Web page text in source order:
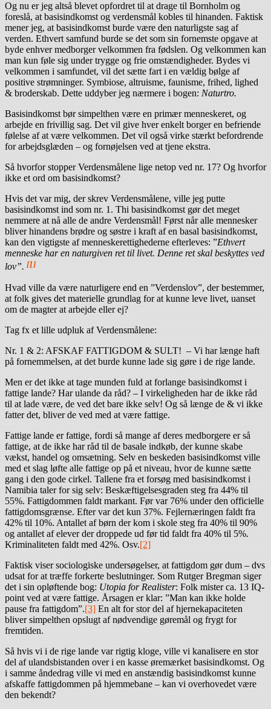
Og nu er jeg altså blevet opfordret til at drage til Bornholm og
foreslå, at basisindkomst og verdensmål kobles til hinanden. Faktisk
mener jeg, at basisindkomst burde være den naturligste sag af
verden. Ethvert samfund burde se det som sin fornemste opgave at
byde enhver medborger velkommen fra fødslen. Og velkommen kan
man kun føle sig under trygge og frie omstændigheder. Bydes vi
velkommen i samfundet, vil det sætte fart i en vældig bølge af
positive strømninger. Symbiose, altruisme, faunisme, frihed, lighed
& broderskab. Dette uddyber jeg nærmere i bogen: Naturtro.
Basisindkomst bør simpelthen være en primær menneskeret, og
arbejde en frivillig sag. Det vil give hver enkelt borger en befriende
følelse af at være velkommen. Det vil også virke stærkt befordrende
for arbejdsglæden – og fornøjelsen ved at tjene ekstra.
Så hvorfor stopper Verdensmålene lige netop ved nr. 17? Og hvorfor
ikke et ord om basisindkomst?
Hvis det var mig, der skrev Verdensmålene, ville jeg putte
basisindkomst ind som nr. 1. Thi basisindkomst gør det meget
nemmere at nå alle de andre Verdensmål! Først når alle mennesker
bliver hinandens brødre og søstre i kraft af en basal basisindkomst,
kan den vigtigste af menneskerettighederne efterleves: ”Ethvert
menneske har en naturgiven ret til livet. Denne ret skal beskyttes ved
lov”. [1]
Hvad ville da være naturligere end en ”Verdenslov”, der bestemmer,
at folk gives det materielle grundlag for at kunne leve livet, uanset
om de magter at arbejde eller ej?
Tag fx et lille udpluk af Verdensmålene:
Nr. 1 & 2: AFSKAF FATTIGDOM & SULT! – Vi har længe haft
på fornemmelsen, at det burde kunne lade sig gøre i de rige lande.
Men er det ikke at tage munden fuld at forlange basisindkomst i
fattige lande? Har ulande da råd? – I virkeligheden har de ikke råd
til at lade være, de ved det bare ikke selv! Og så længe de & vi ikke
fatter det, bliver de ved med at være fattige.
Fattige lande er fattige, fordi så mange af deres medborgere er så
fattige, at de ikke har råd til de basale indkøb, der kunne skabe
vækst, handel og omsætning. Selv en beskeden basisindkomst ville
med et slag løfte alle fattige op på et niveau, hvor de kunne sætte
gang i den gode cirkel. Tallene fra et forsøg med basisindkomst i
Namibia taler for sig selv: Beskæftigelsesgraden steg fra 44% til
55%. Fattigdommen faldt markant. Før var 76% under den officielle
fattigdomsgrænse. Efter var det kun 37%. Fejlernæringen faldt fra
42% til 10%. Antallet af børn der kom i skole steg fra 40% til 90%
og antallet af elever der droppede ud før tid faldt fra 40% til 5%.
Kriminaliteten faldt med 42%. Osv.[2]
Faktisk viser sociologiske undersøgelser, at fattigdom gør dum – dvs
udsat for at træffe forkerte beslutninger. Som Rutger Bregman siger
det i sin opløftende bog: Utopia for Realister: Folk mister ca. 13 IQ-
point ved at være fattige. Årsagen er klar: ”Man kan ikke holde
pause fra fattigdom”.[3] En alt for stor del af hjernekapaciteten
bliver simpelthen opslugt af nødvendige gøremål og frygt for
fremtiden.
Så hvis vi i de rige lande var rigtig kloge, ville vi kanalisere en stor
del af ulandsbistanden over i en kasse øremærket basisindkomst. Og
i samme åndedrag ville vi med en anstændig basisindkomst kunne
afskaffe fattigdommen på hjemmebane – kan vi overhovedet være
den bekendt?